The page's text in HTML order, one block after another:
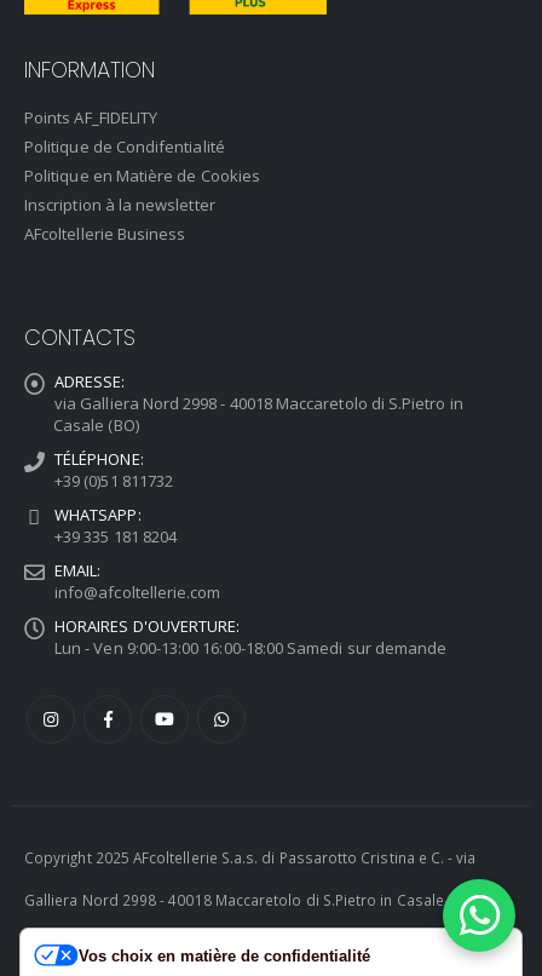
INFORMATION
Points AF_FIDELITY
Politique de Condifentialité
Politique en Matière de Cookies
Inscription à la newsletter
AFcoltellerie Business
CONTACTS
ADRESSE:
via Galliera Nord 2998 - 40018 Maccaretolo di S.Pietro in
Casale (BO)
TÉLÉPHONE:
+39 (0)51 811732
WHATSAPP:
+39 335 181 8204
EMAIL:
info@afcoltellerie.com
HORAIRES D'OUVERTURE:
Lun - Ven 9:00-13:00 16:00-18:00 Samedi sur demande
Copyright 2025 AFcoltellerie S.a.s. di Passarotto Cristina e C. - via
Galliera Nord 2998 - 40018 Maccaretolo di S.Pietro in Casale (BO) -
ITALY P.I. 04230081202 | tel. +39 051 811732 | e-mail:
Vos choix en matière de confidentialité